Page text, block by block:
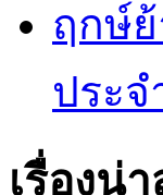
ฤกษ์
ประจ
เรื่องน่